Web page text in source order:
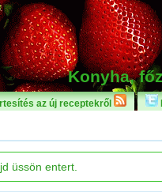
Konyha,
az új receptekről